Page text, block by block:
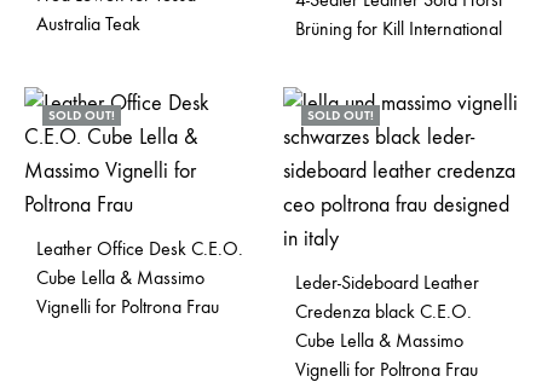
Australia Teak
Brüning for Kill International
SOLD OUT!
Leather Office Desk C.E.O.
Cube Lella & Massimo
Vignelli for Poltrona Frau
SOLD OUT!
Leder-Sideboard Leather
Credenza black C.E.O.
Cube Lella & Massimo
Vignelli for Poltrona Frau